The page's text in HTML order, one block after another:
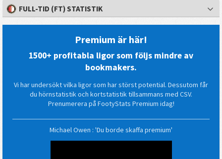
FULL-TID (FT) STATISTIK
Premium är här!
1500+ profitabla ligor som följs mindre av
bookmakers.
Vi har undersökt vilka ligor som har störst potential. Dessutom får
du hörnstatistik och kortstatistik tillsammans med CSV.
Prenumerera på FootyStats Premium idag!
Michael Owen : 'Du borde skaffa premium'